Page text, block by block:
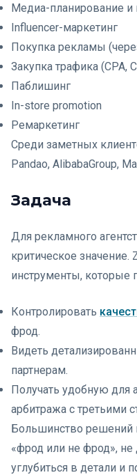
Медиа-планирование и
Influencer-маркетинг
Покупка рекламы
Закупка трафика (CPA,
Паблишинг
In-store promotion
Ремаркетинг
Среди заметных
Pandao, AlibabaGroup,
Задача
Для рекламного
критическое значение.
инструменты, которые
Контролировать
фрод.
Видеть
партнерам.
Получать удобную для
арбитража с третьими
Большинство решений
«фрод или не фрод»,
углубиться в детали и